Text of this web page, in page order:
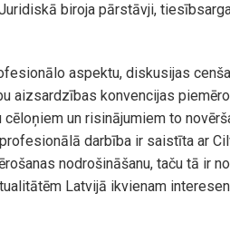
biroja pārstāvji,
aspektu, diskusijas
aizsardzības konvencijas
un risinājumiem to
darbība ir saistīta ar
nodrošināšanu, taču tā ir
Latvijā ikvienam